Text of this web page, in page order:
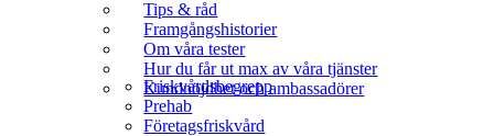
Tips & råd
Framgångshistorier
Om våra tester
Hur du får ut max av våra tjänster
Kundnöjdhet och ambassadörer
Friskvårdsbegrepp
Prehab
Företagsfriskvård